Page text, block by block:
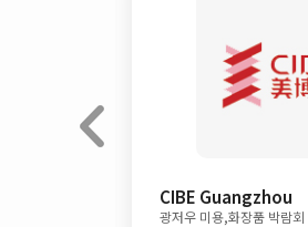
CIBE Guangzhou
광저우 미용,화장품 박람회